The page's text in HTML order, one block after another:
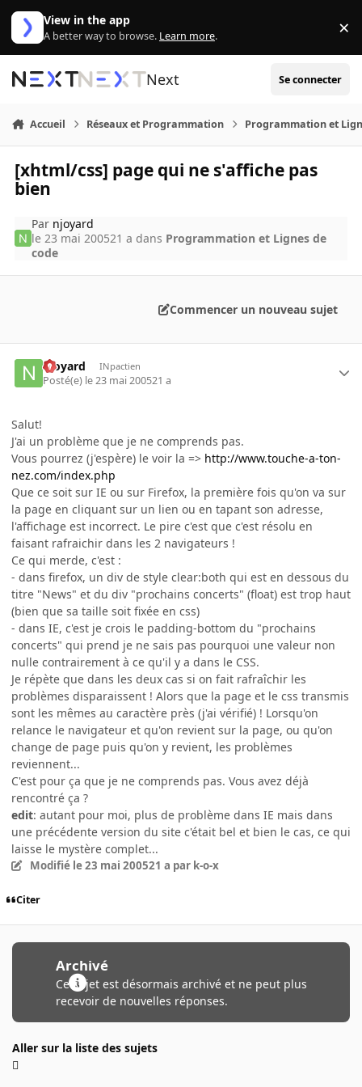
Aller au contenu
View in the app
A better way to browse. Learn more. ×
Next Se connecter
Accueil Réseaux et Programmation Programmation et
[xhtml/css] page qui ne s'affiche pas
bien
Par njoyard
le 23 mai 200521 a dans Programmation et Lignes de
code
Commencer un nouveau sujet
njoyard INpactien
Posté(e) le 23 mai 200521 a
Salut!
J'ai un problème que je ne comprends pas.
Vous pourrez (j'espère) le voir la => http://www.touche-a-ton-
nez.com/index.php
Que ce soit sur IE ou sur Firefox, la première fois qu'on va sur
la page en cliquant sur un lien ou en tapant son adresse,
l'affichage est incorrect. Le pire c'est que c'est résolu en
faisant rafraichir dans les 2 navigateurs !
Ce qui merde, c'est :
- dans firefox, un div de style clear:both qui est en dessous du
titre "News" et du div "prochains concerts" (float) est trop haut
(bien que sa taille soit fixée en css)
- dans IE, c'est je crois le padding-bottom du "prochains
concerts" qui prend je ne sais pas pourquoi une valeur non
nulle contrairement à ce qu'il y a dans le CSS.
Je répète que dans les deux cas si on fait rafraîchir les
problèmes disparaissent ! Alors que la page et le css transmis
sont les mêmes au caractère près (j'ai vérifié) ! Lorsqu'on
relance le navigateur et qu'on revient sur la page, ou qu'on
change de page puis qu'on y revient, les problèmes
reviennent...
C'est pour ça que je ne comprends pas. Vous avez déjà
rencontré ça ?
edit: autant pour moi, plus de problème dans IE mais dans
une précédente version du site c'était bel et bien le cas, ce qui
laisse le mystère complet...
Modifié le 23 mai 200521 a par k-o-x
Citer
Archivé
Ce sujet est désormais archivé et ne peut plus
recevoir de nouvelles réponses.
Aller sur la liste des sujets